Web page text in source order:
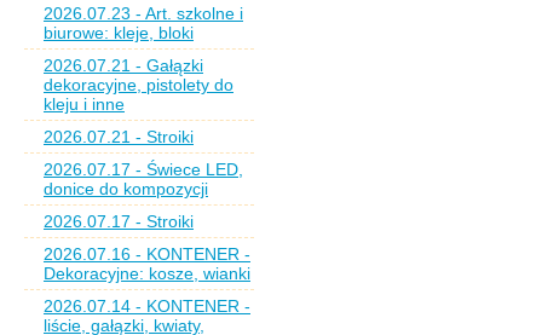
2026.07.23 - Art. szkolne i
biurowe: kleje, bloki
2026.07.21 - Gałązki
dekoracyjne, pistolety do
kleju i inne
2026.07.21 - Stroiki
2026.07.17 - Świece LED,
donice do kompozycji
2026.07.17 - Stroiki
2026.07.16 - KONTENER -
Dekoracyjne: kosze, wianki
2026.07.14 - KONTENER -
liście, gałązki, kwiaty,